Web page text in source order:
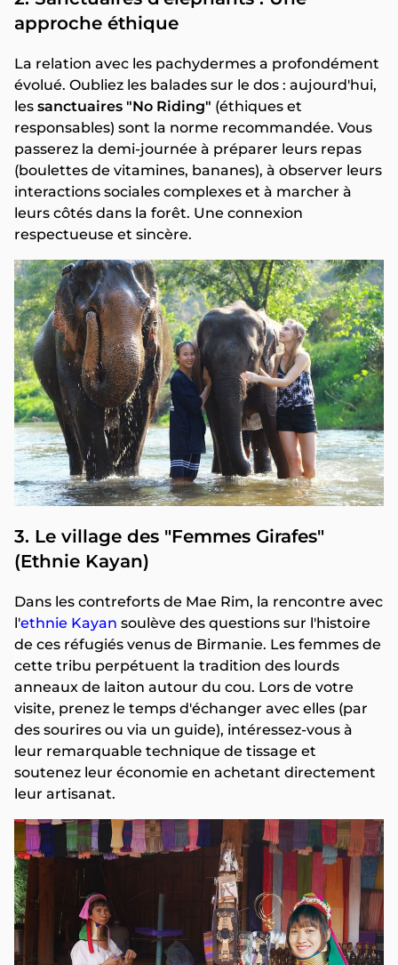
approche éthique
La relation avec les pachydermes a profondément
évolué. Oubliez les balades sur le dos : aujourd'hui,
les sanctuaires "No Riding" (éthiques et
responsables) sont la norme recommandée. Vous
passerez la demi-journée à préparer leurs repas
(boulettes de vitamines, bananes), à observer leurs
interactions sociales complexes et à marcher à
leurs côtés dans la forêt. Une connexion
respectueuse et sincère.
3. Le village des "Femmes Girafes"
(Ethnie Kayan)
Dans les contreforts de Mae Rim, la rencontre avec
l'ethnie Kayan soulève des questions sur l'histoire
de ces réfugiés venus de Birmanie. Les femmes de
cette tribu perpétuent la tradition des lourds
anneaux de laiton autour du cou. Lors de votre
visite, prenez le temps d'échanger avec elles (par
des sourires ou via un guide), intéressez-vous à
leur remarquable technique de tissage et
soutenez leur économie en achetant directement
leur artisanat.